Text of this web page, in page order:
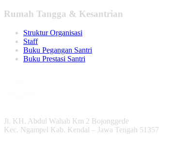
Rumah Tangga & Kesantrian
Struktur Organisasi
Staff
Buku Pegangan Santri
Buku Prestasi Santri
Jl. KH. Abdul Wahab Km 2 Bojonggede
Kec. Ngampel Kab. Kendal – Jawa Tengah 51357